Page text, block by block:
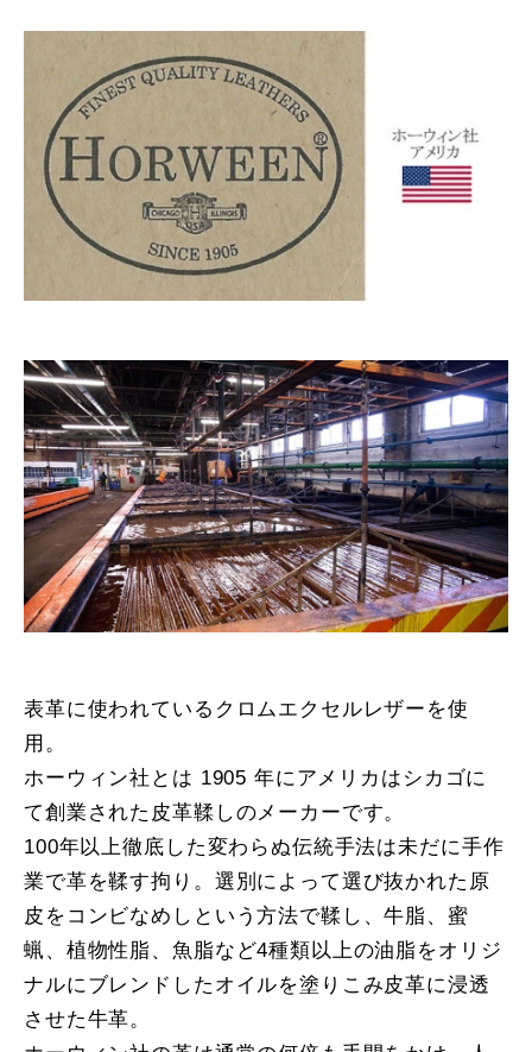
表革に使われているクロムエクセルレザーを使
用。
ホーウィン社とは 1905 年にアメリカはシカゴに
て創業された皮革鞣しのメーカーです。
100年以上徹底した変わらぬ伝統手法は未だに手作
業で革を鞣す拘り。選別によって選び抜かれた原
皮をコンビなめしという方法で鞣し、牛脂、蜜
蝋、植物性脂、魚脂など4種類以上の油脂をオリジ
ナルにブレンドしたオイルを塗りこみ皮革に浸透
させた牛革。